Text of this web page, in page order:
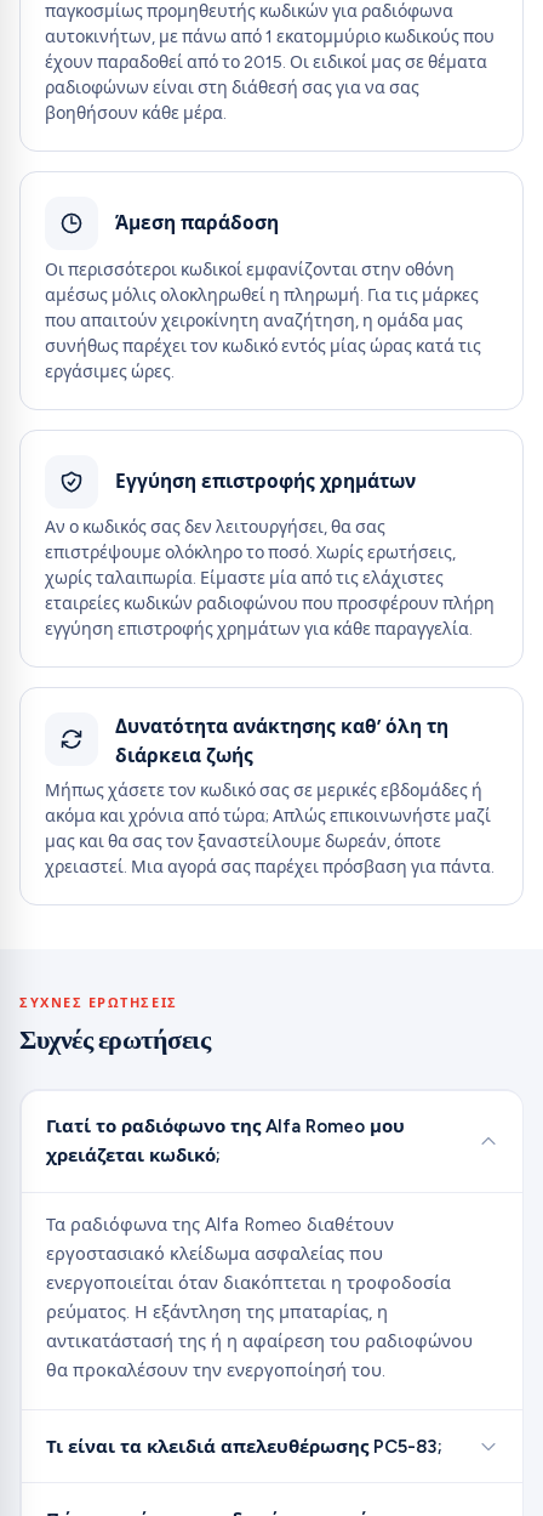
παγκοσμίως προμηθευτής κωδικών για ραδιόφωνα
αυτοκινήτων, με πάνω από 1 εκατομμύριο κωδικούς που
έχουν παραδοθεί από το 2015. Οι ειδικοί μας σε θέματα
ραδιοφώνων είναι στη διάθεσή σας για να σας
βοηθήσουν κάθε μέρα.
Άμεση παράδοση
Οι περισσότεροι κωδικοί εμφανίζονται στην οθόνη
αμέσως μόλις ολοκληρωθεί η πληρωμή. Για τις μάρκες
που απαιτούν χειροκίνητη αναζήτηση, η ομάδα μας
συνήθως παρέχει τον κωδικό εντός μίας ώρας κατά τις
εργάσιμες ώρες.
Εγγύηση επιστροφής χρημάτων
Αν ο κωδικός σας δεν λειτουργήσει, θα σας
επιστρέψουμε ολόκληρο το ποσό. Χωρίς ερωτήσεις,
χωρίς ταλαιπωρία. Είμαστε μία από τις ελάχιστες
εταιρείες κωδικών ραδιοφώνου που προσφέρουν πλήρη
εγγύηση επιστροφής χρημάτων για κάθε παραγγελία.
Δυνατότητα ανάκτησης καθ’ όλη τη
διάρκεια ζωής
Μήπως χάσετε τον κωδικό σας σε μερικές εβδομάδες ή
ακόμα και χρόνια από τώρα; Απλώς επικοινωνήστε μαζί
μας και θα σας τον ξαναστείλουμε δωρεάν, όποτε
χρειαστεί. Μια αγορά σας παρέχει πρόσβαση για πάντα.
ΣΥΧΝΈΣ ΕΡΩΤΉΣΕΙΣ
Συχνές ερωτήσεις
Γιατί το ραδιόφωνο της Alfa Romeo μου
χρειάζεται κωδικό;
Τα ραδιόφωνα της Alfa Romeo διαθέτουν
εργοστασιακό κλείδωμα ασφαλείας που
ενεργοποιείται όταν διακόπτεται η τροφοδοσία
ρεύματος. Η εξάντληση της μπαταρίας, η
αντικατάστασή της ή η αφαίρεση του ραδιοφώνου
θα προκαλέσουν την ενεργοποίησή του.
Τι είναι τα κλειδιά απελευθέρωσης PC5-83;